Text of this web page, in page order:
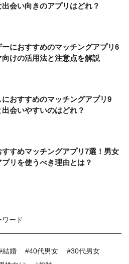
会い向きのアプリはどれ？
におすすめのマッチングアプリ6
けの活用法と注意点を解説
おすすめのマッチングアプリ9
会いやすいのはどれ？
すめマッチングアプリ7選！男女
リを使うべき理由とは？
ワード
結婚 #40代男女
#30代男女